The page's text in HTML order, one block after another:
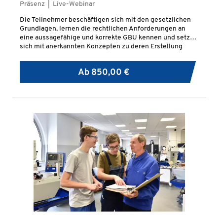
Präsenz | Live-Webinar
Die Teilnehmer beschäftigen sich mit den gesetzlichen
Grundlagen, lernen die rechtlichen Anforderungen an
eine aussagefähige und korrekte GBU kennen und setzen
sich mit anerkannten Konzepten zu deren Erstellung
Ab 850,00 €